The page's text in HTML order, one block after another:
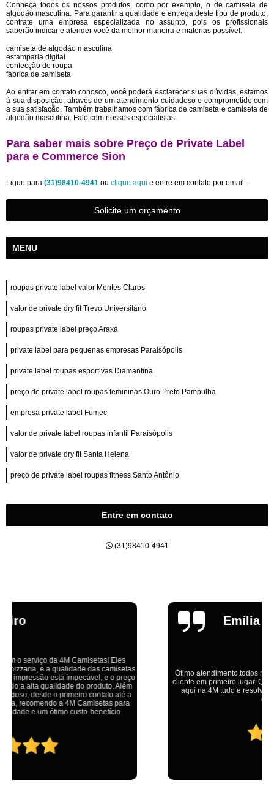
Conheça todos os nossos produtos, como por exemplo, o de camiseta de
algodão masculina. Para garantir a qualidade e entrega deste tipo de produto,
contrate uma empresa especializada no assunto, pois os profissionais
saberão indicar e atender você da melhor maneira e materias possível.
camiseta de algodão masculina
estamparia digital
confecção de roupa
fábrica de camiseta
Ao entrar em contato conosco, você poderá esclarecer suas dúvidas, estamos
à sua disposição, através de um atendimento cuidadoso e comprometido com
a sua satisfação. Também trabalhamos com fábrica de camiseta e camiseta de
algodão masculina. Fale com nossos especialistas.
Para saber mais sobre Preço de Private Label
para e Commerce Sion
Ligue para (31)98410-4941 ou clique aqui e entre em contato por email.
Solicite um orçamento
MENU
roupas private label valor Montes Claros
valor de private dry fit Trevo Universitário
roupas private label preço Araxá
private label para pequenas empresas Paraisópolis
private label roupas esportivas Diamantina
preço de private label roupas femininas Ouro Preto Pampulha
empresa private label Fumec
valor de private label roupas infantil Paraisópolis
valor de private dry fit Santa Helena
preço de private label roupas fitness Santo Antônio
Entre em contato
(31)98410-4941
Ótimo atendimento,todos muito educados, prestativos e que colocam o
cliente em primeiro lugar. Qualquer lugar tem problemas,isso é fato, mas
aqui na 4M tudo é resolvido com calma e de forma que todos saem
ganhando no final.